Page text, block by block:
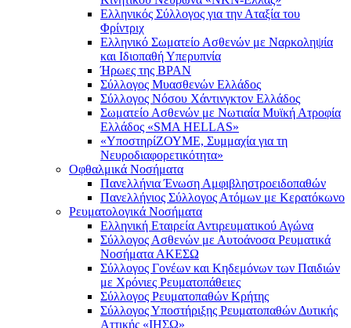
Ελληνικός Σύλλογος για την Αταξία του
Φρίντριχ
Ελληνικό Σωματείο Ασθενών με Ναρκοληψία
και Ιδιοπαθή Υπερυπνία
Ήρωες της BPAN
Σύλλογος Μυασθενών Ελλάδος
Σύλλογος Νόσου Χάντινγκτον Ελλάδος
Σωματείο Ασθενών με Νωτιαία Μυϊκή Ατροφία
Ελλάδος «SMA HELLAS»
«ΥποστηρίΖΟΥΜΕ, Συμμαχία για τη
Νευροδιαφορετικότητα»
Οφθαλμικά Νοσήματα
Πανελλήνια Ένωση Αμφιβληστροειδοπαθών
Πανελλήνιος Σύλλογος Ατόμων με Κερατόκωνο
Ρευματολογικά Νοσήματα
Ελληνική Εταιρεία Αντιρευματικού Αγώνα
Σύλλογος Ασθενών με Αυτοάνοσα Ρευματικά
Νοσήματα ΑΚΕΣΩ
Σύλλογος Γονέων και Κηδεμόνων των Παιδιών
με Χρόνιες Ρευματοπάθειες
Σύλλογος Ρευματοπαθών Κρήτης
Σύλλογος Υποστήριξης Ρευματοπαθών Δυτικής
Αττικής «ΙΗΣΩ»